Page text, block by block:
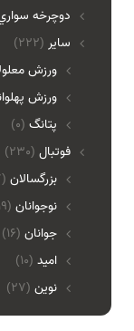
دوچرخه
(222) ساير
ورزش
ورزش
پتانگ (0)
(230) فوتبال
بزرگسالان (137)
نوجوانان (19)
جوانان (16)
امید (10)
نوین (27)